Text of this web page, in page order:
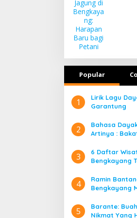
Popular
1
Lirik Lagu
Garantung
2
Bahasa
Artinya :
Bidayuh Kata
Orang
3
6 Daftar
Bengkayang
4
Ramin
Bengkayang
Suku Dayak di
Bengkayang
5
Barante:
Nikmat Yang